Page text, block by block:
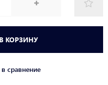
КОРЗИНУ
сравнение